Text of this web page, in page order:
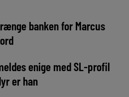
banken for Marcus
enige med SL-profil
er han